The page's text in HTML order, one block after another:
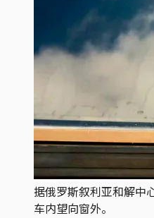
据俄罗斯叙利亚和解中
车内望向窗外。